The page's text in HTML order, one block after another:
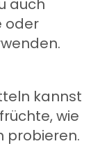
auch
oder
kannst
wie
probieren.